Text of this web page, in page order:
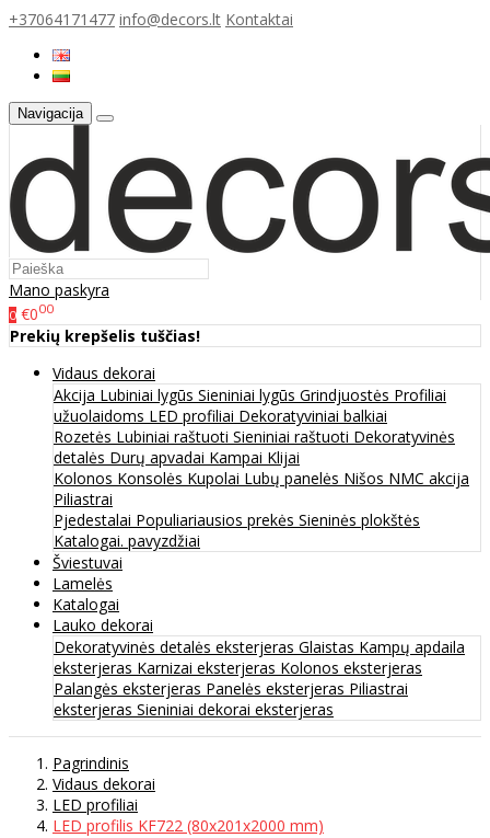
+37064171477 info@decors.lt Kontaktai
Navigacija
Mano paskyra
0 €000
Prekių krepšelis tuščias!
Vidaus dekorai
Akcija Lubiniai lygūs Sieniniai lygūs Grindjuostės Profiliai
užuolaidoms LED profiliai Dekoratyviniai balkiai
Rozetės Lubiniai raštuoti Sieniniai raštuoti Dekoratyvinės
detalės Durų apvadai Kampai Klijai
Kolonos Konsolės Kupolai Lubų panelės Nišos NMC akcija
Piliastrai
Pjedestalai Populiariausios prekės Sieninės plokštės
Katalogai. pavyzdžiai
Šviestuvai
Lamelės
Katalogai
Lauko dekorai
Dekoratyvinės detalės eksterjeras Glaistas Kampų apdaila
eksterjeras Karnizai eksterjeras Kolonos eksterjeras
Palangės eksterjeras Panelės eksterjeras Piliastrai
eksterjeras Sieniniai dekorai eksterjeras
Pagrindinis
Vidaus dekorai
LED profiliai
LED profilis KF722 (80x201x2000 mm)